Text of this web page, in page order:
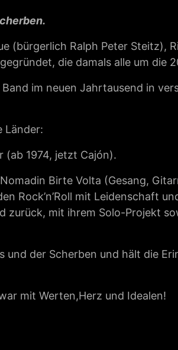
(bürgerlich Ralph Peter Steitz),
die damals alle um die
im neuen Jahrtausend in
Länder:
(ab 1974, jetzt Cajón).
Birte Volta (Gesang,
Rock’n’Roll mit Leidenschaft
mit ihrem Solo-Projekt
und der Scherben und hält die
mit Werten,Herz und Idealen!